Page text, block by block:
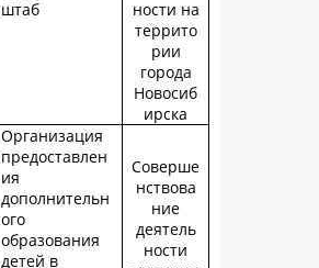
штаб
ности на
террито
рии
города
Новосиб
ирска
Организация
предоставлен
ия
дополнительн
ого
образования
детей в
Соверше
нствова
ние
деятель
ности